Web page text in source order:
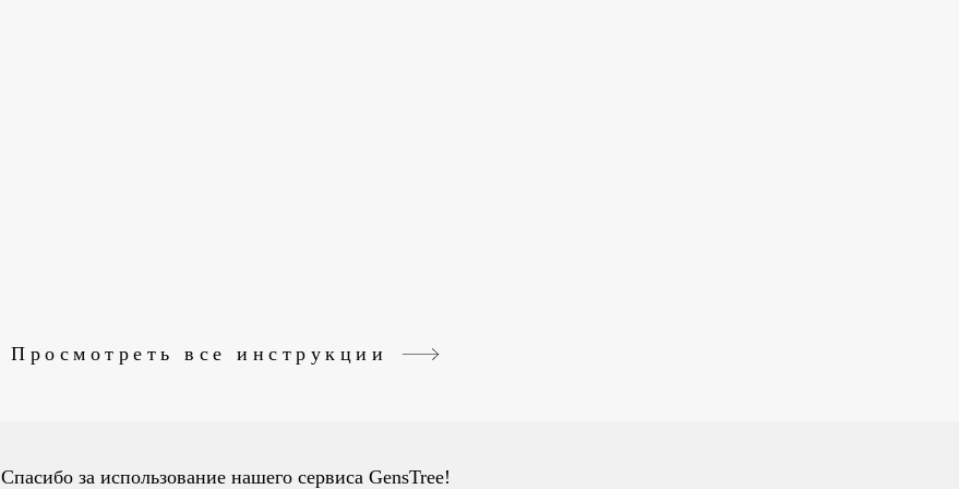
Просмотреть все инструкции
Спасибо за использование нашего сервиса GensTree!